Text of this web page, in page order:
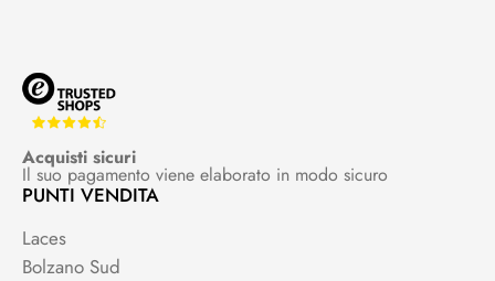
Acquisti sicuri
Il suo pagamento viene elaborato in modo sicuro
PUNTI VENDITA
Laces
Bolzano Sud